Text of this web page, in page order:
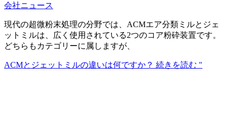
会社ニュース
現代の超微粉末処理の分野では、ACMエア分類ミルとジェ
ットミルは、広く使用されている2つのコア粉砕装置です。
どちらもカテゴリーに属しますが、
ACMとジェットミルの違いは何ですか？ 続きを読む "